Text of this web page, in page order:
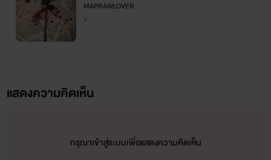
MAPRAWLOVER
Y
แสดงความคิดเห็น
กรุณาเข้าสู่ระบบเพื่อแสดงความคิดเห็น